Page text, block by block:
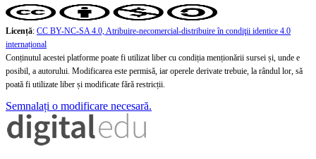
Licență: CC BY-NC-SA 4.0, Atribuire-necomercial-distribuire în condiţii identice 4.0
internațional
Conținutul acestei platforme poate fi utilizat liber cu condiția menționării sursei și, unde e
posibil, a autorului. Modificarea este permisă, iar operele derivate trebuie, la rândul lor, să
poată fi utilizate liber și modificate fără restricții.
Semnalați o modificare necesară.